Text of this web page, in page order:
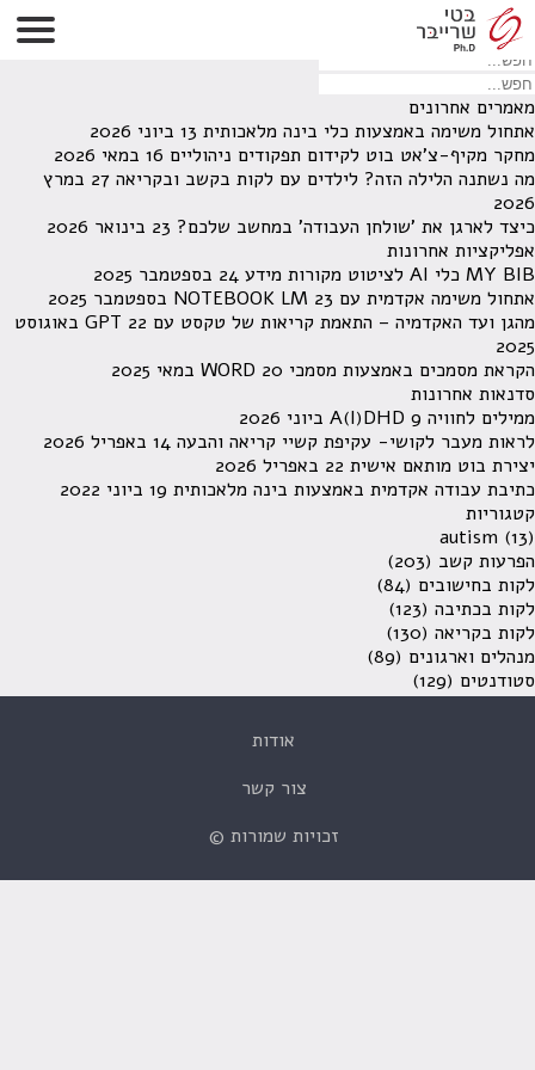
לא נמצאו תוצאות תחת קטגוריה זו.
מחפש משהו מסויים? השתמש בחיפוש
מאמרים אחרונים
אתחול משימה באמצעות כלי בינה מלאכותית 13 ביוני 2026
מחקר מקיף-צ'אט בוט לקידום תפקודים ניהוליים 16 במאי 2026
מה נשתנה הלילה הזה? לילדים עם לקות בקשב ובקריאה
27 במרץ
2026
כיצד לארגן את 'שולחן העבודה' במחשב שלכם? 23 בינואר 2026
אפליקציות אחרונות
MY BIB כלי AI לציטוט מקורות מידע
24 בספטמבר 2025
אתחול משימה אקדמית עם NOTEBOOK LM 23 בספטמבר 2025
מהגן ועד האקדמיה – התאמת קריאות של טקסט עם GPT
22 באוגוסט
2025
הקראת מסמכים באמצעות מסמכי WORD 20 במאי 2025
סדנאות אחרונות
ממילים לחוויה A(I)DHD 9 ביוני 2026
לראות מעבר לקושי- עקיפת קשיי קריאה והבעה 14 באפריל 2026
יצירת בוט מותאם אישית 22 באפריל 2026
כתיבת עבודה אקדמית באמצעות בינה מלאכותית 19 ביוני 2022
קטגוריות
autism (13)
הפרעות קשב (203)
לקות בחישובים (84)
לקות בכתיבה (123)
לקות בקריאה (130)
מנהלים וארגונים (89)
סטודנטים (129)
אודות
צור קשר
זכויות שמורות ©